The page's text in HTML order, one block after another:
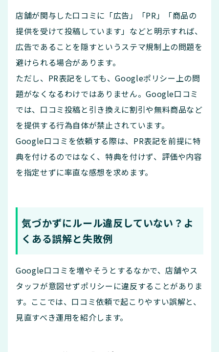
店舗が関与した口コミに「広告」「PR」「商品の
提供を受けて投稿しています」などと明示すれば、
広告であることを隠すというステマ規制上の問題を
避けられる場合があります。
ただし、PR表記をしても、Googleポリシー上の問
題がなくなるわけではありません。Google口コミ
では、口コミ投稿と引き換えに割引や無料商品など
を提供する行為自体が禁止されています。
Google口コミを依頼する際は、PR表記を前提に特
典を付けるのではなく、特典を付けず、評価や内容
を指定せずに率直な感想を求めます。
気づかずにルール違反していない？よ
くある誤解と失敗例
Google口コミを増やそうとするなかで、店舗やス
タッフが意図せずポリシーに違反することがありま
す。ここでは、口コミ依頼で起こりやすい誤解と、
見直すべき運用を紹介します。